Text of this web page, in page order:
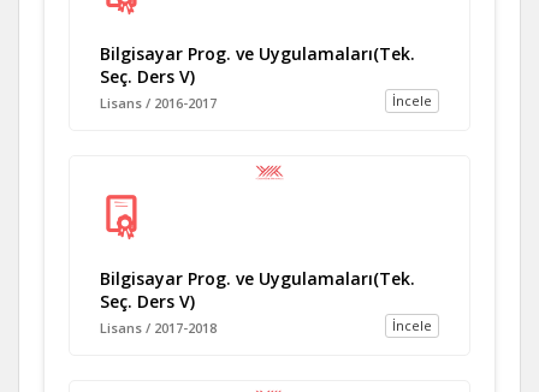
Bilgisayar Prog. ve Uygulamaları(Tek.
Seç. Ders V)
İncele
Lisans / 2016-2017
Bilgisayar Prog. ve Uygulamaları(Tek.
Seç. Ders V)
İncele
Lisans / 2017-2018